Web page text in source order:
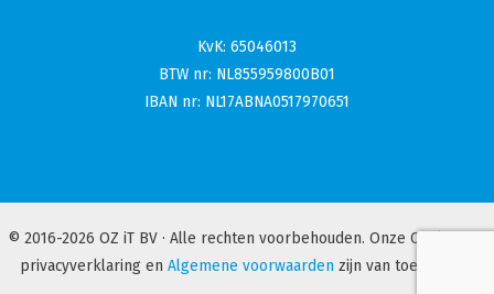
KvK: 65046013
BTW nr: NL855959800B01
IBAN nr: NL17ABNA0517970651
© 2016-2026 OZ iT BV · Alle rechten voorbehouden. Onze Cookie- en
privacyverklaring en Algemene voorwaarden zijn van toepassing.